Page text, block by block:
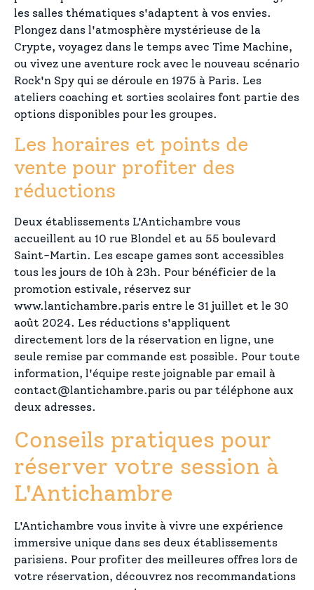
les salles thématiques s'adaptent à vos envies.
Plongez dans l'atmosphère mystérieuse de la
Crypte, voyagez dans le temps avec Time Machine,
ou vivez une aventure rock avec le nouveau scénario
Rock'n Spy qui se déroule en 1975 à Paris. Les
ateliers coaching et sorties scolaires font partie des
options disponibles pour les groupes.
Les horaires et points de
vente pour profiter des
réductions
Deux établissements L'Antichambre vous
accueillent au 10 rue Blondel et au 55 boulevard
Saint-Martin. Les escape games sont accessibles
tous les jours de 10h à 23h. Pour bénéficier de la
promotion estivale, réservez sur
www.lantichambre.paris entre le 31 juillet et le 30
août 2024. Les réductions s'appliquent
directement lors de la réservation en ligne, une
seule remise par commande est possible. Pour toute
information, l'équipe reste joignable par email à
contact@lantichambre.paris ou par téléphone aux
deux adresses.
Conseils pratiques pour
réserver votre session à
L'Antichambre
L'Antichambre vous invite à vivre une expérience
immersive unique dans ses deux établissements
parisiens. Pour profiter des meilleures offres lors de
votre réservation, découvrez nos recommandations